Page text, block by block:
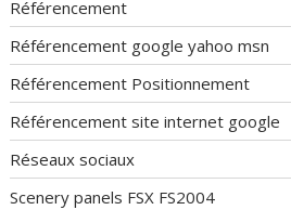
Référencement
Référencement google yahoo msn
Référencement Positionnement
Référencement site internet google
Réseaux sociaux
Scenery panels FSX FS2004